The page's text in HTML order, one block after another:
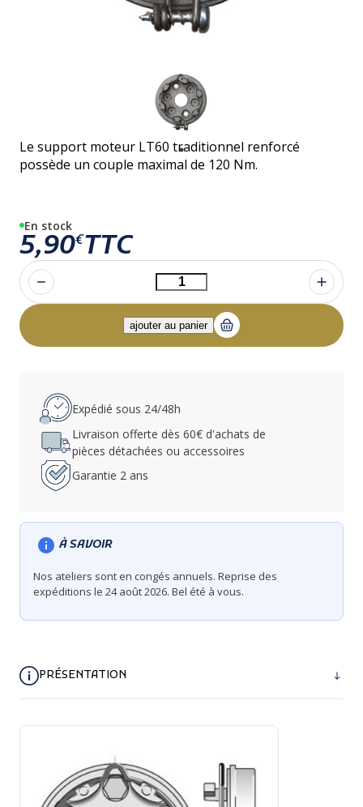
Le support moteur LT60 traditionnel renforcé
possède un couple maximal de 120 Nm.
En stock
5,90€TTC
Expédié sous 24/48h
Livraison offerte dès 60€ d'achats de
pièces détachées ou accessoires
Garantie 2 ans
À SAVOIR
Nos ateliers sont en congés annuels. Reprise des
expéditions le 24 août 2026. Bel été à vous.
PRÉSENTATION